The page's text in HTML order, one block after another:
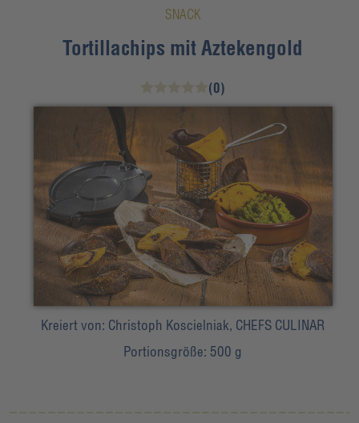
SNACK
Tortillachips mit Aztekengold
(0)
Kreiert von: Christoph Koscielniak, CHEFS CULINAR
Portionsgröße: 500 g